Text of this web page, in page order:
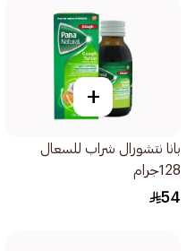
+
بانا نتشورال شراب للسعال
128جرام
54